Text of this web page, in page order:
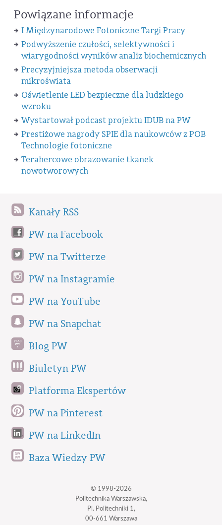
Powiązane informacje
I Międzynarodowe Fotoniczne Targi Pracy
Podwyższenie czułości, selektywności i
wiarygodności wyników analiz biochemicznych
Precyzyjniejsza metoda obserwacji
mikroświata
Oświetlenie LED bezpieczne dla ludzkiego
wzroku
Wystartował podcast projektu IDUB na PW
Prestiżowe nagrody SPIE dla naukowców z POB
Technologie fotoniczne
Terahercowe obrazowanie tkanek
nowotworowych
Kanały RSS
PW na Facebook
PW na Twitterze
PW na Instagramie
PW na YouTube
PW na Snapchat
Blog PW
Biuletyn PW
Platforma Ekspertów
PW na Pinterest
PW na LinkedIn
Baza Wiedzy PW
© 1998-2026
Politechnika Warszawska,
Pl. Politechniki 1,
00-661 Warszawa